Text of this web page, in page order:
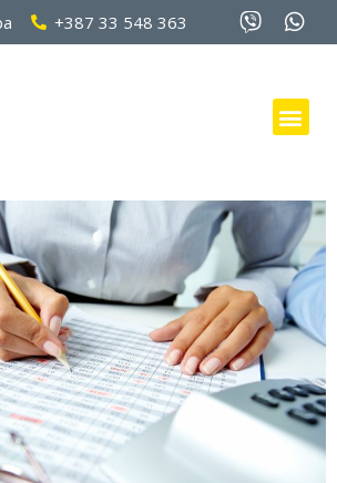
+387 33 548 363